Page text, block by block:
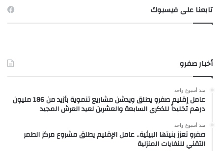
تابعنا على فيسبوك
أخبار صفرو
منذ أسبوع واحد
عامل إقليم صفرو يطلق ويدشن مشاريع تنموية بأزيد من 186 مليون
درهم تخليداً للذكرى السابعة والعشرين لعيد العرش المجيد
منذ أسبوع واحد
صفرو تعزز بنيتها البيئية.. عامل الإقليم يطلق مشروع مركز الطمر
التقني للنفايات المنزلية